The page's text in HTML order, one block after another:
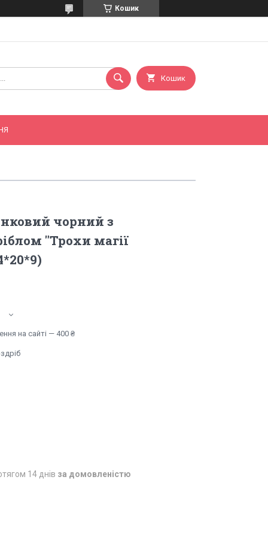
Кошик
Кошик
чорний з
"Трохи магії
на сайті — 400 ₴
14 днів за домовленістю